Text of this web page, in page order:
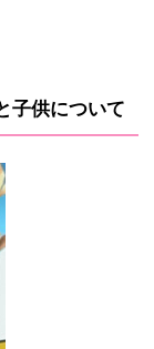
子供について